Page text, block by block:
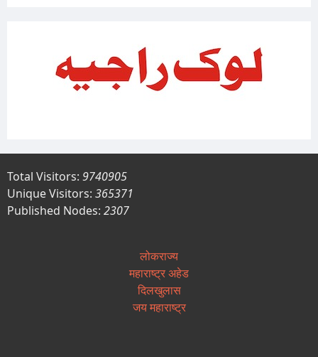
Total Visitors: 9740905
Unique Visitors: 365371
Published Nodes: 2307
लोकराज्य
महाराष्ट्र अहेड
दिलखुलास
जय महाराष्ट्र